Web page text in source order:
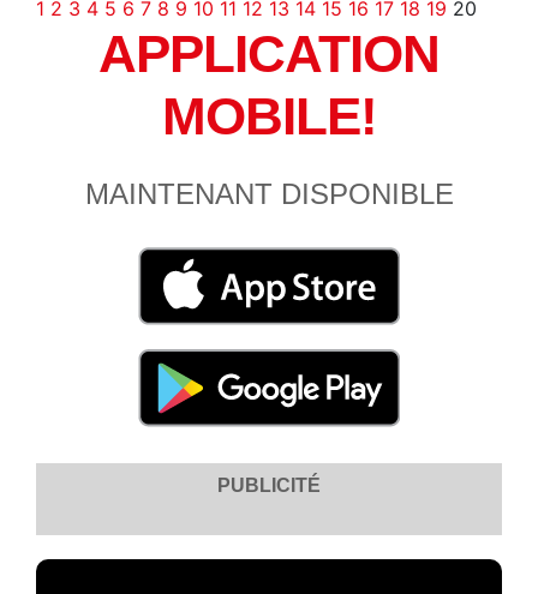
1 2 3 4 5 6 7 8 9 10 11 12 13 14 15 16 17 18 19 20
APPLICATION
MOBILE!
MAINTENANT DISPONIBLE
PUBLICITÉ